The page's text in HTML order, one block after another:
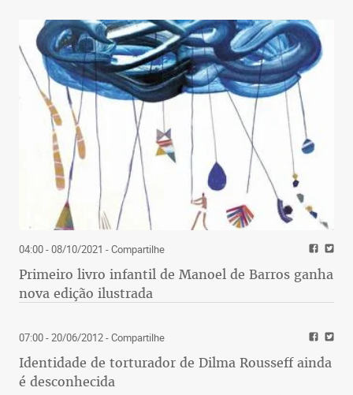
04:00 - 08/10/2021 - Compartilhe
Primeiro livro infantil de Manoel de Barros ganha
nova edição ilustrada
07:00 - 20/06/2012- Compartilhe
Identidade de torturador de Dilma Rousseff ainda
é desconhecida